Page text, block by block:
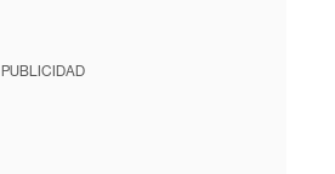
PUBLICIDAD